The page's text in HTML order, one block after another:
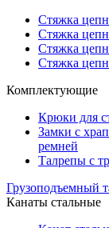
Стяжка
Стяжка
Стяжка
Стяжка
Комплектующие
Крюки для
Замки с
ремней
Талрепы с
Грузоподъемный
Канаты стальные